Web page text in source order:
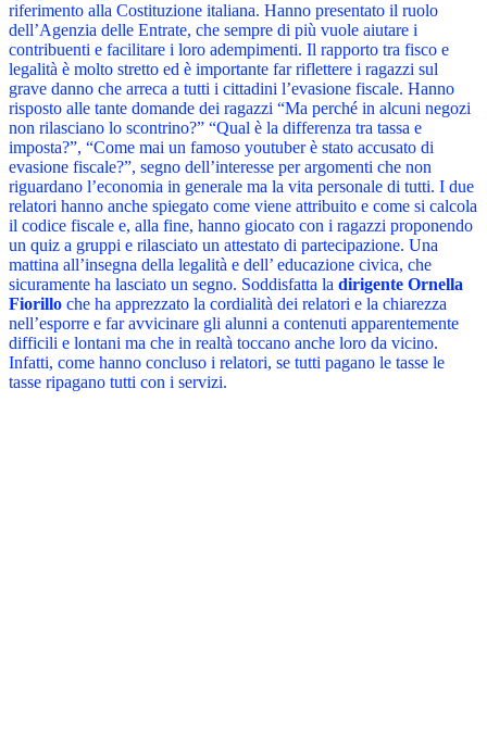
riferimento alla Costituzione italiana. Hanno presentato il ruolo
dell’Agenzia delle Entrate, che sempre di più vuole aiutare i
contribuenti e facilitare i loro adempimenti. Il rapporto tra fisco e
legalità è molto stretto ed è importante far riflettere i ragazzi sul
grave danno che arreca a tutti i cittadini l’evasione fiscale. Hanno
risposto alle tante domande dei ragazzi “Ma perché in alcuni negozi
non rilasciano lo scontrino?” “Qual è la differenza tra tassa e
imposta?”, “Come mai un famoso youtuber è stato accusato di
evasione fiscale?”, segno dell’interesse per argomenti che non
riguardano l’economia in generale ma la vita personale di tutti. I due
relatori hanno anche spiegato come viene attribuito e come si calcola
il codice fiscale e, alla fine, hanno giocato con i ragazzi proponendo
un quiz a gruppi e rilasciato un attestato di partecipazione. Una
mattina all’insegna della legalità e dell’ educazione civica, che
sicuramente ha lasciato un segno. Soddisfatta la dirigente Ornella
Fiorillo che ha apprezzato la cordialità dei relatori e la chiarezza
nell’esporre e far avvicinare gli alunni a contenuti apparentemente
difficili e lontani ma che in realtà toccano anche loro da vicino.
Infatti, come hanno concluso i relatori, se tutti pagano le tasse le
tasse ripagano tutti con i servizi.